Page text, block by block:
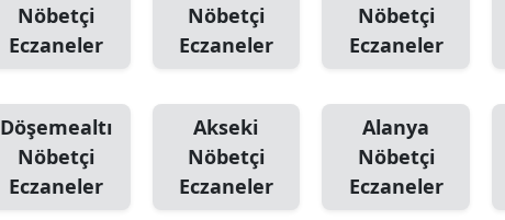
Nöbetçi
Eczaneler
Nöbetçi
Eczaneler
Nöbetçi
Eczaneler
Döşemealtı
Nöbetçi
Eczaneler
Akseki
Nöbetçi
Eczaneler
Alanya
Nöbetçi
Eczaneler